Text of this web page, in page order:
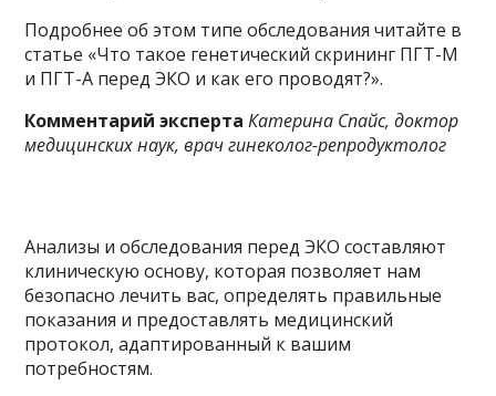
Подробнее об этом типе обследования читайте в
статье «Что такое генетический скрининг ПГТ-М
и ПГТ-А перед ЭКО и как его проводят?».
Комментарий эксперта Катерина Спайс, доктор
медицинских наук, врач гинеколог-репродуктолог
Анализы и обследования перед ЭКО составляют
клиническую основу, которая позволяет нам
безопасно лечить вас, определять правильные
показания и предоставлять медицинский
протокол, адаптированный к вашим
потребностям.